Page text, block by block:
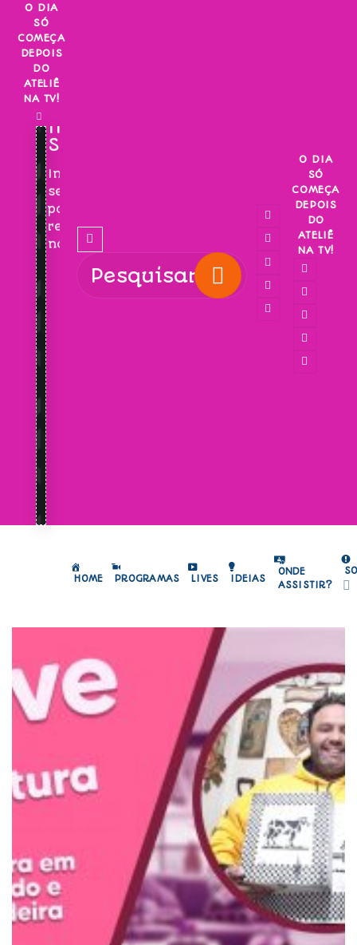
Skip
content
O DIA
SÓ
COMEÇA
DEPOIS
DO
ATELIÊ
NA TV!
INSCREVA-
SE!
Inscreva-
se
para
receber
novidades!
O DIA
SÓ
COMEÇA
DEPOIS
DO
ATELIÊ
NA TV!
HOME PROGRAMAS LIVES IDEIAS
ONDE
ASSISTIR?